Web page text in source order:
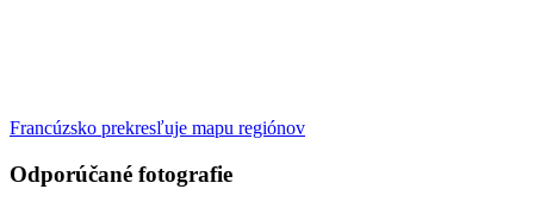
Francúzsko prekresľuje mapu regiónov
Odporúčané fotografie